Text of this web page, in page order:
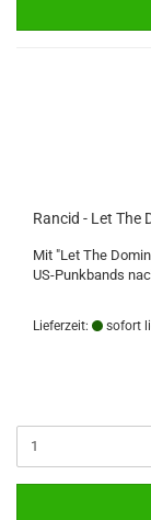
Rancid - Let The
Mit "Let The
US-Punkbands
Lieferzeit: sofort